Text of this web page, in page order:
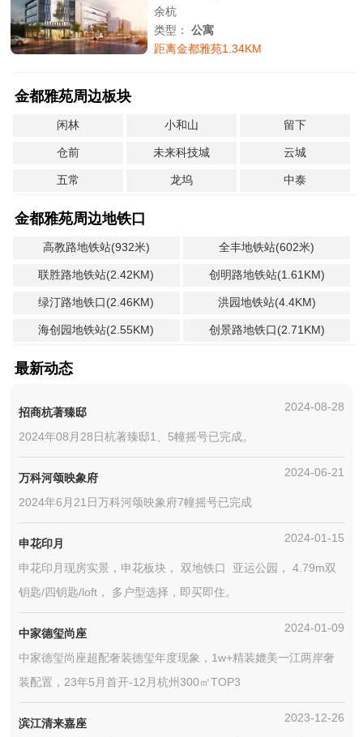
余杭
类型：公寓
距离金都雅苑1.34KM
金都雅苑周边板块
闲林 小和山 留下
仓前 未来科技城 云城
五常 龙坞 中泰
金都雅苑周边地铁口
高教路地铁站(932米) 全丰地铁站(602米)
联胜路地铁站(2.42KM) 创明路地铁站(1.61KM)
绿汀路地铁口(2.46KM) 洪园地铁站(4.4KM)
海创园地铁站(2.55KM) 创景路地铁口(2.71KM)
最新动态
招商杭著臻邸 2024-08-28
2024年08月28日杭著臻邸1、5幢摇号已完成。
万科河颂映象府 2024-06-21
2024年6月21日万科河颂映象府7幢摇号已完成
申花印月 2024-01-15
申花印月现房实景，申花板块， 双地铁口 亚运公园， 4.79m双
钥匙/四钥匙/loft， 多户型选择，即买即住。
中家德玺尚座 2024-01-09
中家德玺尚座超配奢装德玺年度现象，1w+精装媲美一江两岸奢
装配置，23年5月首开-12月杭州300㎡TOP3
滨江清来嘉座 2023-12-26